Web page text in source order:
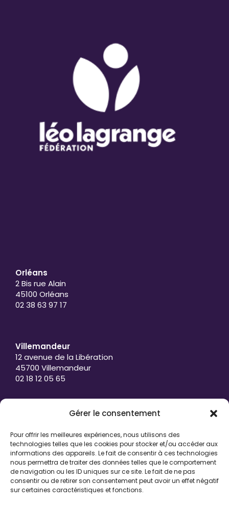
Gérer le consentement
Pour offrir les meilleures expériences, nous utilisons des
technologies telles que les cookies pour stocker et/ou accéder aux
informations des appareils. Le fait de consentir à ces technologies
nous permettra de traiter des données telles que le comportement
de navigation ou les ID uniques sur ce site. Le fait de ne pas
consentir ou de retirer son consentement peut avoir un effet négatif
sur certaines caractéristiques et fonctions.
Orléans
2 Bis rue Alain
45100 Orléans
02 38 63 97 17
Villemandeur
12 avenue de la Libération
45700 Villemandeur
02 18 12 05 65
3 boulevard d’Anvaux
36000 Châteauroux
02 54 26 94 61